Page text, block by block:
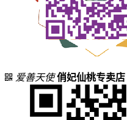
爱善天使 俏妃仙桃专卖店